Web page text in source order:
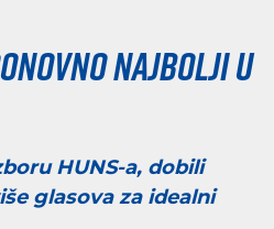
najbolji u
HUNS-a, dobili
glasova za idealni